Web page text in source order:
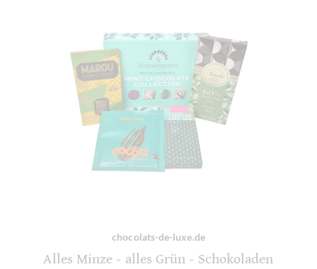
chocolats-de-luxe.de
Alles Minze - alles Grün - Schokoladen